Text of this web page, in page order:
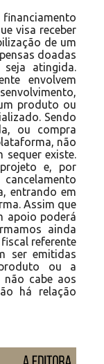
visa receber
de um
doadas
atingida.
envolvem
produto ou
Sendo
ou compra
não
sequer existe.
e, por
entrando em
Assim que
apoio poderá
ainda
referente
ser emitidas
ou a
cabe aos
há relação